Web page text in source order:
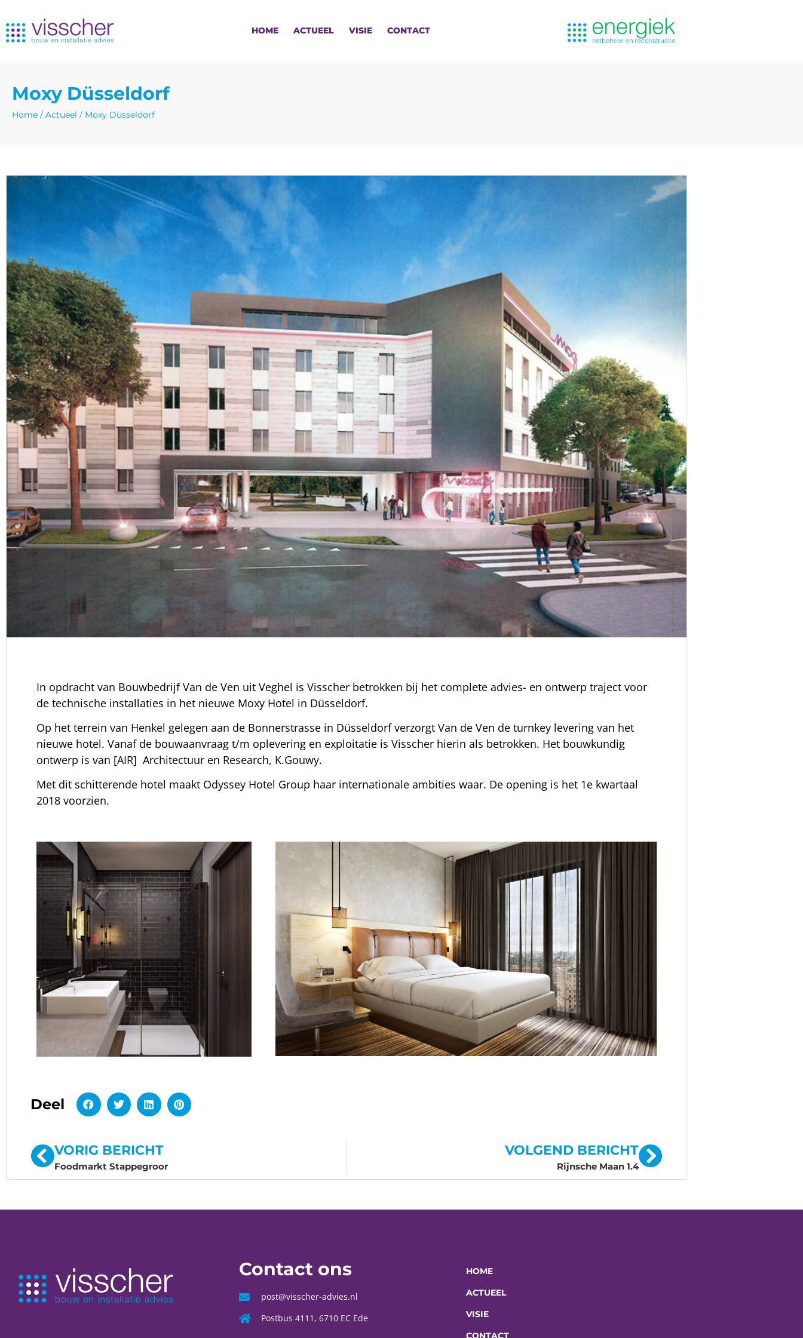
HOME ACTUEEL VISIE CONTACT
Moxy Düsseldorf
Home / Actueel / Moxy Düsseldorf
In opdracht van Bouwbedrijf Van de Ven uit Veghel is Visscher betrokken bij het complete advies- en ontwerp traject voor
de technische installaties in het nieuwe Moxy Hotel in Düsseldorf.
Op het terrein van Henkel gelegen aan de Bonnerstrasse in Düsseldorf verzorgt Van de Ven de turnkey levering van het
nieuwe hotel. Vanaf de bouwaanvraag t/m oplevering en exploitatie is Visscher hierin als betrokken. Het bouwkundig
ontwerp is van [AIR] Architectuur en Research, K.Gouwy.
Met dit schitterende hotel maakt Odyssey Hotel Group haar internationale ambities waar. De opening is het 1e kwartaal
2018 voorzien.
Deel
VORIG BERICHT
Foodmarkt Stappegroor
VOLGEND BERICHT
Rijnsche Maan 1.4
Contact ons
post@visscher-advies.nl
Postbus 4111, 6710 EC Ede
HOME
ACTUEEL
VISIE
CONTACT